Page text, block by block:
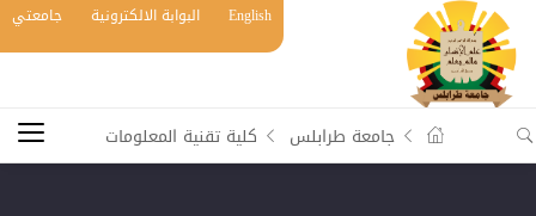
English البوابة الالكترونية جامعتي
جامعة طرابلس كلية تقنية المعلومات